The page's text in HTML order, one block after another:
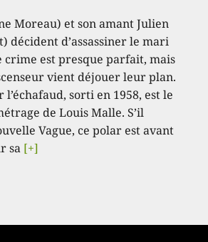
Moreau) et son amant Julien
décident d’assassiner le mari
crime est presque parfait, mais
vient déjouer leur plan.
l’échafaud, sorti en 1958, est le
de Louis Malle. S’il
Vague, ce polar est avant
sa [+]